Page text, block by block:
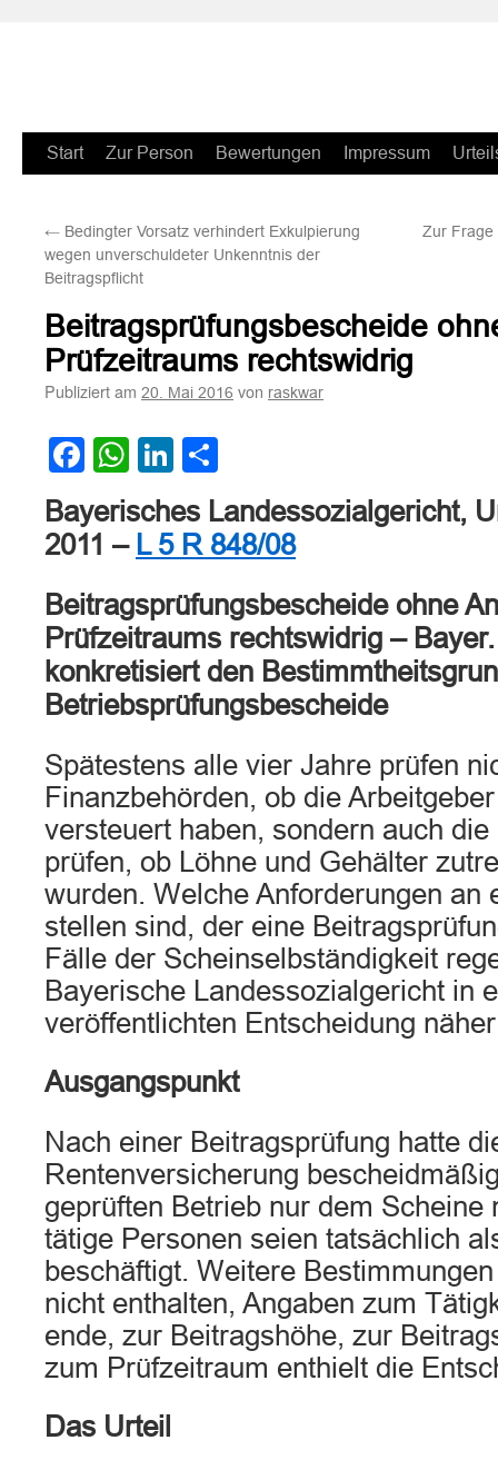
Zum
springen
Start Zur Person Bewertungen Impressum
← Bedingter Vorsatz verhindert Exkulpierung
wegen unverschuldeter Unkenntnis der
Beitragspflicht
Zur Frage
Beitragsprüfungsbescheide
Prüfzeitraums rechtswidrig
Publiziert am 20. Mai 2016 von raskwar
Facebook
WhatsApp
LinkedIn
Bayerisches Landessozialgericht,
2011 – L 5 R 848/08
Beitragsprüfungsbescheide ohne
Prüfzeitraums rechtswidrig –
konkretisiert den
Betriebsprüfungsbescheide
Spätestens alle vier Jahre prüfen
Finanzbehörden, ob die
versteuert haben, sondern auch
prüfen, ob Löhne und Gehälter
wurden. Welche Anforderungen an
stellen sind, der eine
Fälle der Scheinselbständigkeit
Bayerische Landessozialgericht in
veröffentlichten Entscheidung
Ausgangspunkt
Nach einer Beitragsprüfung hatte
Rentenversicherung
geprüften Betrieb nur dem Scheine
tätige Personen seien tatsächlich
beschäftigt. Weitere
nicht enthalten, Angaben zum
ende, zur Beitragshöhe, zur
zum Prüfzeitraum enthielt die
Das Urteil